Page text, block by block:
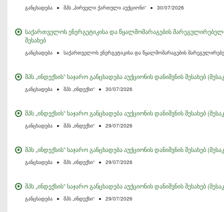
განცხადება ● შპს „პირველი ქართული აუქციონი“ ● 30/07/2026
საქართველოს ენერგეტიკისა და წყალმომარაგების
შესახებ
განცხადება ● საქართველოს ენერგეტიკისა და წყალმომარაგების
შპს „ინდექსის“ საჯარო განცხადება აუქციონის დანიშვნის შესახებ
განცხადება ● შპს „ინდექსი“ ● 30/07/2026
შპს „ინდექსის“ საჯარო განცხადება აუქციონის დანიშვნის შესახებ
განცხადება ● შპს „ინდექსი“ ● 29/07/2026
შპს „ინდექსის“ საჯარო განცხადება აუქციონის დანიშვნის შესახებ
განცხადება ● შპს „ინდექსი“ ● 29/07/2026
შპს „ინდექსის“ საჯარო განცხადება აუქციონის დანიშვნის შესახებ
განცხადება ● შპს „ინდექსი“ ● 29/07/2026